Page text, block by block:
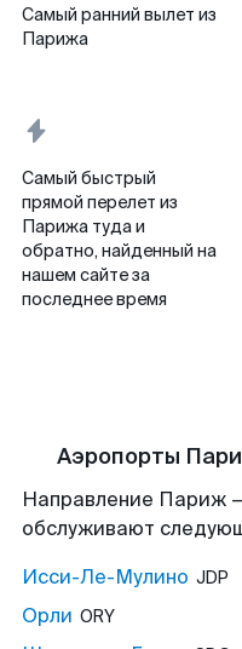
Самый ранний вылет из
Парижа
Самый быстрый
прямой перелет из
Парижа туда и
обратно, найденный на
нашем сайте за
последнее время
Аэропорты
Направление Париж
обслуживают
Исси-Ле-Мулино JDP
Орли ORY